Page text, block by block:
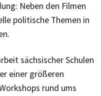
Neben den Filmen
politische Themen in
sächsischer Schulen
einer größeren
rund ums